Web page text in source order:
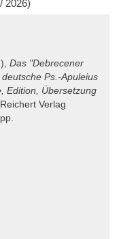
2026)
Das "Debrecener
Ps.-Apuleius
Edition, Übersetzung
Verlag